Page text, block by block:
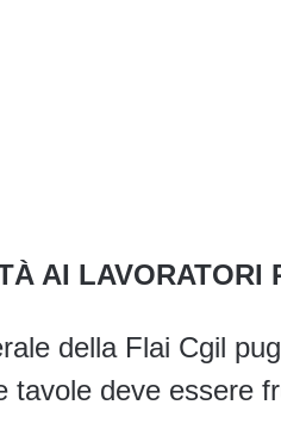
AI LAVORATORI
della Flai Cgil
tavole deve essere